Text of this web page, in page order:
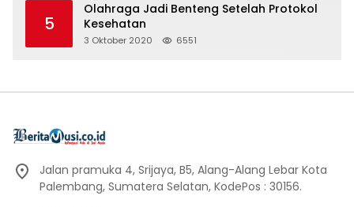
5
Olahraga Jadi Benteng Setelah Protokol
Kesehatan
3 Oktober 2020 6551
Jalan pramuka 4, Srijaya, B5, Alang-Alang Lebar Kota
Palembang, Sumatera Selatan, KodePos : 30156.